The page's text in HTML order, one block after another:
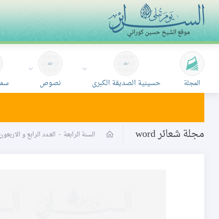
المجلة حسينية الصديقة الكبرى نصوص
مجلة شعائر word
السنة الرابعة - العـدد الرابع و